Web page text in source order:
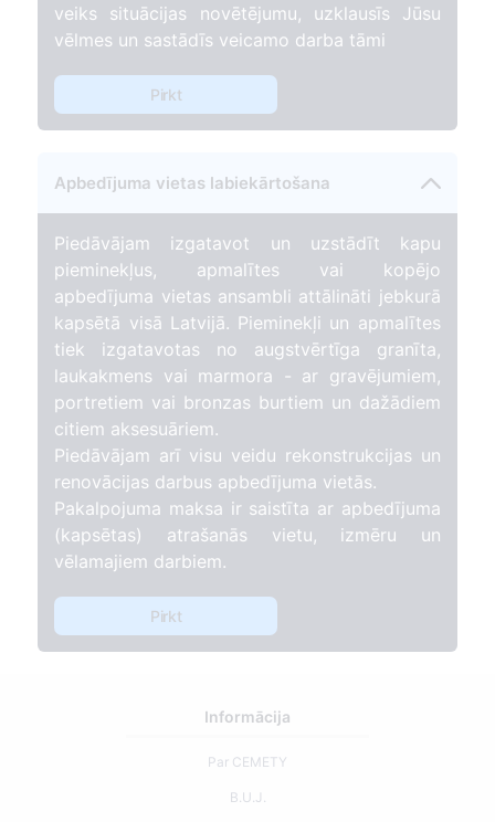
veiks situācijas novētējumu, uzklausīs Jūsu
vēlmes un sastādīs veicamo darba tāmi
Pirkt
Apbedījuma vietas labiekārtošana
Piedāvājam izgatavot un uzstādīt kapu
pieminekļus, apmalītes vai kopējo
apbedījuma vietas ansambli attālināti jebkurā
kapsētā visā Latvijā. Pieminekļi un apmalītes
tiek izgatavotas no augstvērtīga granīta,
laukakmens vai marmora - ar gravējumiem,
portretiem vai bronzas burtiem un dažādiem
citiem aksesuāriem.
Piedāvājam arī visu veidu rekonstrukcijas un
renovācijas darbus apbedījuma vietās.
Pakalpojuma maksa ir saistīta ar apbedījuma
(kapsētas) atrašanās vietu, izmēru un
vēlamajiem darbiem.
Pirkt
Informācija
Par CEMETY
B.U.J.